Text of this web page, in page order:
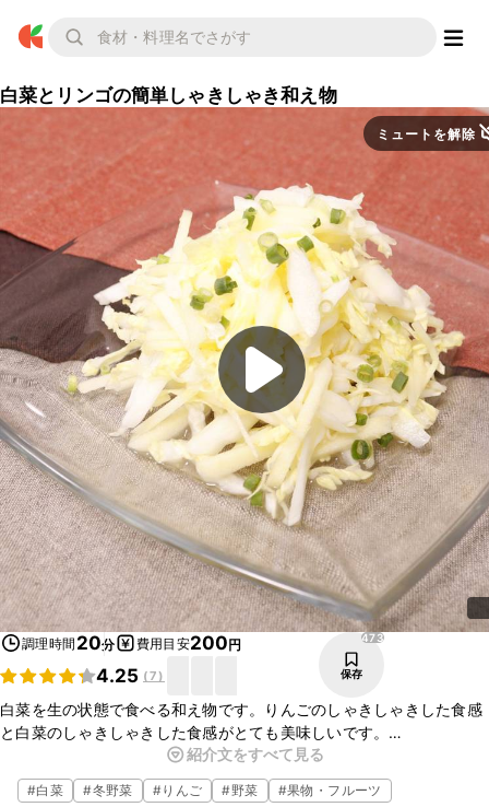
白菜とリンゴの簡単しゃきしゃき和え物
ミュートを解除
調理時間 20分 費用目安200円
4.25 (7)
473
保存
白菜を生の状態で食べる和え物です。りんごのしゃきしゃきした食感
と白菜のしゃきしゃきした食感がとても美味しいです。
お酢の酸っぱさとレモンの酸味が白菜とりんごの甘さを引き立ててく
れます。ぜひ、試してみてください。
紹介文をすべて見る
#白菜 #冬野菜 #りんご #野菜 #果物・フルーツ